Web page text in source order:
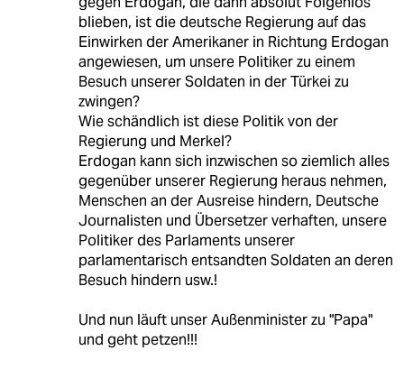
blieben, ist die deutsche Regierung auf das
Einwirken der Amerikaner in Richtung Erdogan
angewiesen, um unsere Politiker zu einem
Besuch unserer Soldaten in der Türkei zu
zwingen?
Wie schändlich ist diese Politik von der
Regierung und Merkel?
Erdogan kann sich inzwischen so ziemlich alles
gegenüber unserer Regierung heraus nehmen,
Menschen an der Ausreise hindern, Deutsche
Journalisten und Übersetzer verhaften, unsere
Politiker des Parlaments unserer
parlamentarisch entsandten Soldaten an deren
Besuch hindern usw.!
Und nun läuft unser Außenminister zu "Papa"
und geht petzen!!!